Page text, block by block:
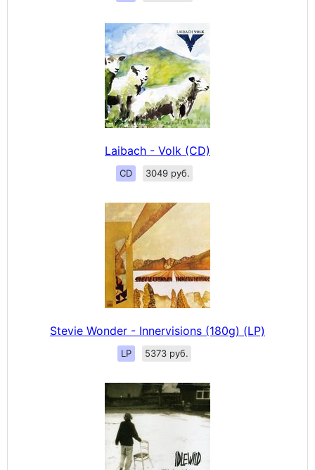
Laibach - Volk (CD)
CD 3049 руб.
Stevie Wonder - Innervisions (180g) (LP)
LP 5373 руб.